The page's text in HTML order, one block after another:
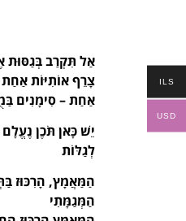
אַל תִּקְרַב בְּגַסּוּת
צָרֵף אוֹתִיּוֹת
אַחַת – סִימָנִים
יֵשׁ כָּאן תֹּכֶן נֶעֱלָם
לְגַלּוֹת
הַמַּאֲמָץ, הָרִכּוּז
הַמְּגַמָּתִי
ILS
USD